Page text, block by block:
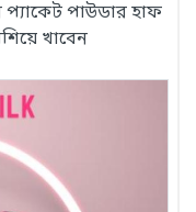
প্যাকেট পাউডার হাফ
খাবেন